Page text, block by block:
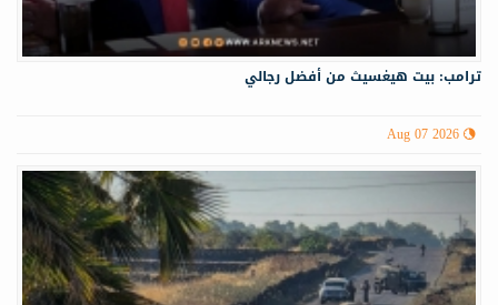
ترامب: بيت هيغسيث من أفضل رجالي
Aug 07 2026